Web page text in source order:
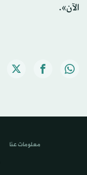
الآن».
معلومات عنا